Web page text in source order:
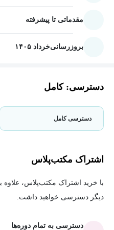
مقدماتی تا پیشرفته
بروزرسانیخرداد ۱۴۰۵
دسترسی: کامل
دسترسی کامل
اشتراک مکتب‌پلاس
دیگر دسترسی خواهید داشت.
دسترسی به تمام دوره‌ها